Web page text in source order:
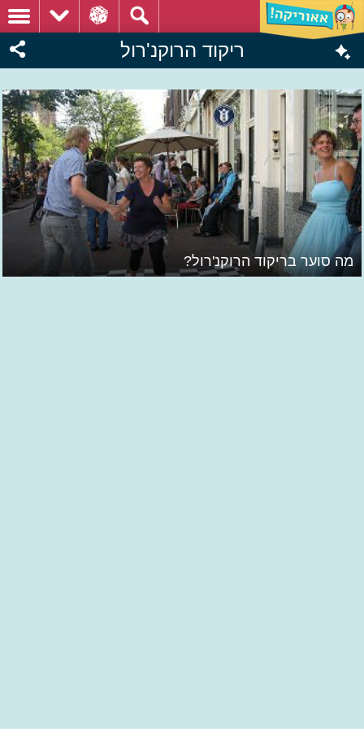
ריקוד הרוקנ'רול
מה סוער בריקוד הרוקנ'רול?